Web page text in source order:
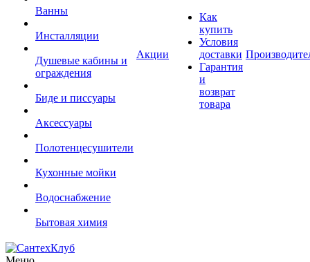
Ванны
Инсталляции
Душевые кабины и
ограждения
Биде и писсуары
Аксессуары
Полотенцесушители
Кухонные мойки
Водоснабжение
Бытовая химия
Акции
Как
купить
Условия
доставки
Гарантия
и
возврат
товара